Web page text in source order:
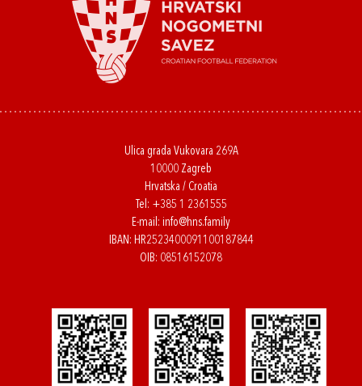
Ulica grada Vukovara 269A
10000 Zagreb
Hrvatska / Croatia
Tel: +385 1 2361555
E-mail: info@hns.family
IBAN: HR2523400091100187844
OIB: 08516152078